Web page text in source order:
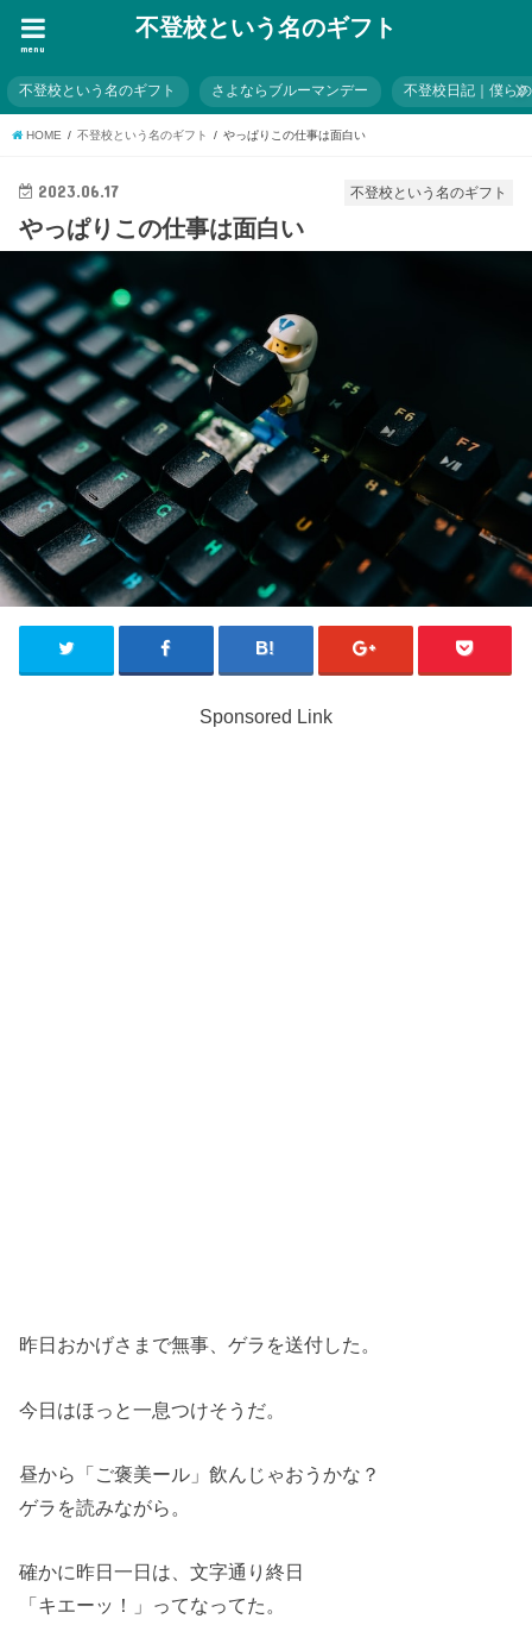
不登校という名のギフト
menu
不登校という名のギフト さよならブルーマンデー 不登校日記｜僕ら
HOME 不登校という名のギフト やっぱりこの仕事は面白い
不登校という名のギフト
2023.06.17
やっぱりこの仕事は面白い
Sponsored Link
昨日おかげさまで無事、ゲラを送付した。
今日はほっと一息つけそうだ。
昼から「ご褒美ール」飲んじゃおうかな？
ゲラを読みながら。
確かに昨日一日は、文字通り終日
「キエーッ！」ってなってた。